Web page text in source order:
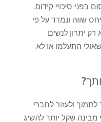
בפני סיכויי קידום.
שווה ונמדד על פי
רק יתרון לנשים
התעלמו או לא
ולעזור לחברי
מבינה שקל יותר להשיג